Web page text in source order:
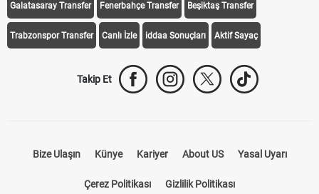
Galatasaray Transfer Fenerbahçe Transfer Beşiktaş Transfer
Trabzonspor Transfer Canlı İzle iddaa Sonuçları Aktif Sayaç
Takip Et
Bize Ulaşın Künye Kariyer About US Yasal Uyarı
Çerez Politikası Gizlilik Politikası